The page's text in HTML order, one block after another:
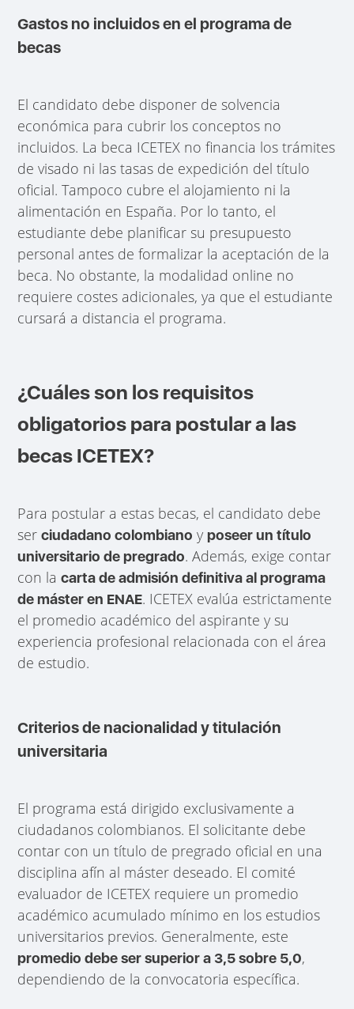
Gastos no incluidos en el programa de
becas
El candidato debe disponer de solvencia
económica para cubrir los conceptos no
incluidos. La beca ICETEX no financia los trámites
de visado ni las tasas de expedición del título
oficial. Tampoco cubre el alojamiento ni la
alimentación en España. Por lo tanto, el
estudiante debe planificar su presupuesto
personal antes de formalizar la aceptación de la
beca. No obstante, la modalidad online no
requiere costes adicionales, ya que el estudiante
cursará a distancia el programa.
¿Cuáles son los requisitos
obligatorios para postular a las
becas ICETEX?
Para postular a estas becas, el candidato debe
serciudadano colombiano yposeer un título
universitario de pregrado. Además, exige contar
con lacarta de admisión definitiva al programa
de máster en ENAE. ICETEX evalúa estrictamente
el promedio académico del aspirante y su
experiencia profesional relacionada con el área
de estudio.
Criterios de nacionalidad y titulación
universitaria
El programa está dirigido exclusivamente a
ciudadanos colombianos. El solicitante debe
contar con un título de pregrado oficial en una
disciplina afín al máster deseado. El comité
evaluador de ICETEX requiere un promedio
académico acumulado mínimo en los estudios
universitarios previos. Generalmente, este
promedio debe ser superior a 3,5 sobre 5,0,
dependiendo de la convocatoria específica.